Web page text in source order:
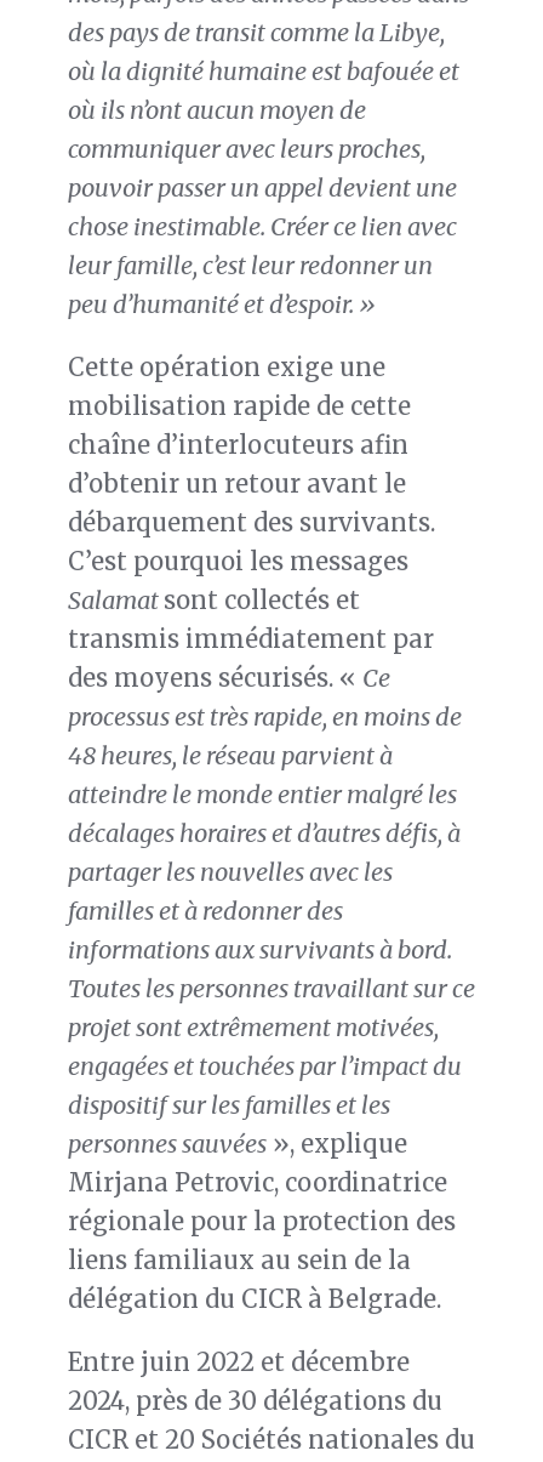
des pays de transit comme la Libye,
où la dignité humaine est bafouée et
où ils n’ont aucun moyen de
communiquer avec leurs proches,
pouvoir passer un appel devient une
chose inestimable. Créer ce lien avec
leur famille, c’est leur redonner un
peu d’humanité et d’espoir. »
Cette opération exige une
mobilisation rapide de cette
chaîne d’interlocuteurs afin
d’obtenir un retour avant le
débarquement des survivants.
C’est pourquoi les messages
Salamat sont collectés et
transmis immédiatement par
des moyens sécurisés. « Ce
processus est très rapide, en moins de
48 heures, le réseau parvient à
atteindre le monde entier malgré les
décalages horaires et d’autres défis, à
partager les nouvelles avec les
familles et à redonner des
informations aux survivants à bord.
Toutes les personnes travaillant sur ce
projet sont extrêmement motivées,
engagées et touchées par l’impact du
dispositif sur les familles et les
personnes sauvées », explique
Mirjana Petrovic, coordinatrice
régionale pour la protection des
liens familiaux au sein de la
délégation du CICR à Belgrade.
Entre juin 2022 et décembre
2024, près de 30 délégations du
CICR et 20 Sociétés nationales du